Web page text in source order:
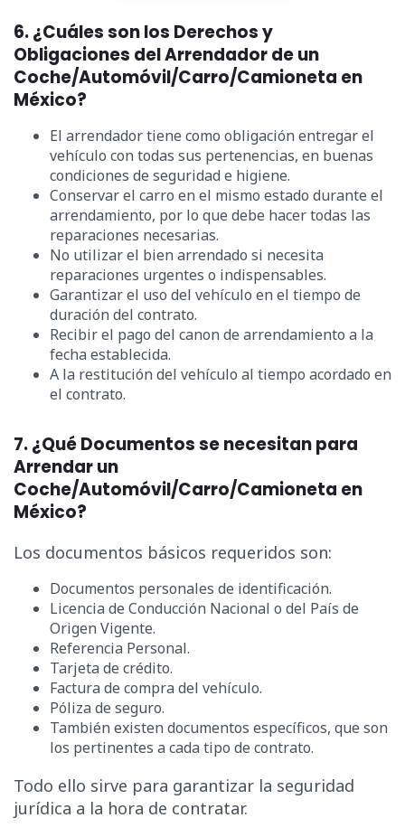
6. ¿Cuáles son los Derechos y
Obligaciones del Arrendador de un
Coche/Automóvil/Carro/Camioneta en
México?
El arrendador tiene como obligación entregar el
vehículo con todas sus pertenencias, en buenas
condiciones de seguridad e higiene.
Conservar el carro en el mismo estado durante el
arrendamiento, por lo que debe hacer todas las
reparaciones necesarias.
No utilizar el bien arrendado si necesita
reparaciones urgentes o indispensables.
Garantizar el uso del vehículo en el tiempo de
duración del contrato.
Recibir el pago del canon de arrendamiento a la
fecha establecida.
A la restitución del vehículo al tiempo acordado en
el contrato.
7. ¿Qué Documentos se necesitan para
Arrendar un
Coche/Automóvil/Carro/Camioneta en
México?
Los documentos básicos requeridos son:
Documentos personales de identificación.
Licencia de Conducción Nacional o del País de
Origen Vigente.
Referencia Personal.
Tarjeta de crédito.
Factura de compra del vehículo.
Póliza de seguro.
También existen documentos específicos, que son
los pertinentes a cada tipo de contrato.
Todo ello sirve para garantizar la seguridad
jurídica a la hora de contratar.